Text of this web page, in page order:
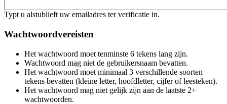
Typt u alstublieft uw emailadres ter verificatie in.
Wachtwoordvereisten
Het wachtwoord moet tenminste 6 tekens lang zijn.
Wachtwoord mag niet de gebruikersnaam bevatten.
Het wachtwoord moet minimaal 3 verschillende soorten
tekens bevatten (kleine letter, hoofdletter, cijfer of leesteken).
Het wachtwoord mag niet gelijk zijn aan de laatste 2+
wachtwoorden.